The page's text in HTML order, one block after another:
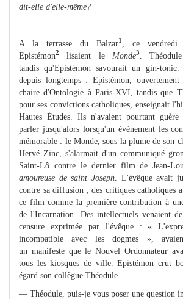
dit-elle d'elle-même?
A la terrasse du Balzar1
, ce
Epistémon2 lisaient le Monde3
.
tandis qu'Epistémon savourait un gin-tonic.
depuis longtemps : Epistémon,
chaire d'Ontologie à Paris-XVI, tandis que
pour ses convictions catholiques, enseignait
Hautes Études. Ils n'avaient pourtant
parler jusqu'alors lorsqu'un événement les
mémorable : le Monde, sous la plume de son
Hervé Zinc, s'alarmait d'un communiqué
Saint-Lô contre le dernier film de Jean-
amoureuse de saint Joseph . L'évêque avait
contre sa diffusion ; des critiques catholiques
ce film comme la première contribution à
de l'Incarnation. Des intellectuels venaient
censure exprimée par l'évêque : «
incompatible avec les dogmes »,
un manifeste que le Nouvel Ordonnateur
tous les kiosques de ville. Epistémon crut
égard son collègue Théodule.
— Théodule, puis-je vous poser une question